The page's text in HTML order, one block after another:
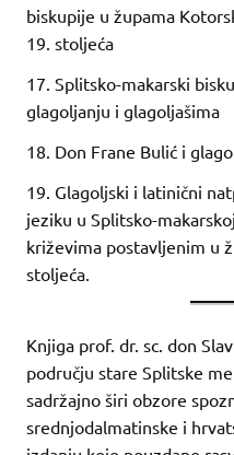
biskupije u župama
19. stoljeća
17. Splitsko-makarski
glagoljanju i glagoljašima
18. Don Frane Bulić i
19. Glagoljski i latinični
jeziku u Splitsko-
križevima postavljenim u
stoljeća.
Knjiga prof. dr. sc. don
području stare Splitske
sadržajno širi obzore
srednjodalmatinske i